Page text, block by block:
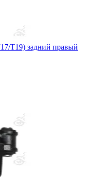
T19) задний правый